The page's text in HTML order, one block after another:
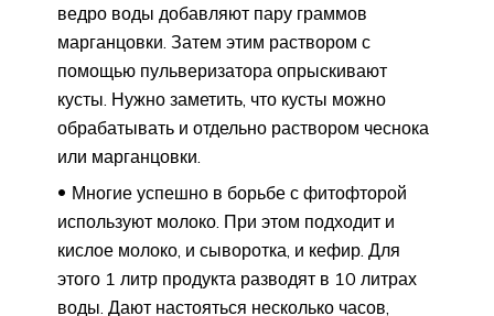
ведро воды добавляют пару граммов
марганцовки. Затем этим раствором с
помощью пульверизатора опрыскивают
кусты. Нужно заметить, что кусты можно
обрабатывать и отдельно раствором чеснока
или марганцовки.
Многие успешно в борьбе с фитофторой
используют молоко. При этом подходит и
кислое молоко, и сыворотка, и кефир. Для
этого 1 литр продукта разводят в 10 литрах
воды. Дают настояться несколько часов,